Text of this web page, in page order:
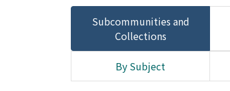
Subcommunities and
Collections
By Subject